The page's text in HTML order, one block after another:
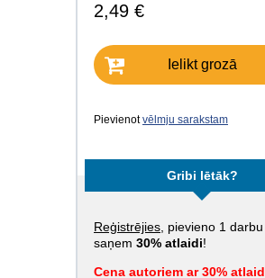
2,49 €
Ielikt grozā
Pievienotvēlmju sarakstam
Gribi lētāk?
Reģistrējies , pievieno 1
saņem 30% atlaidi!
Cena autoriem ar 30%